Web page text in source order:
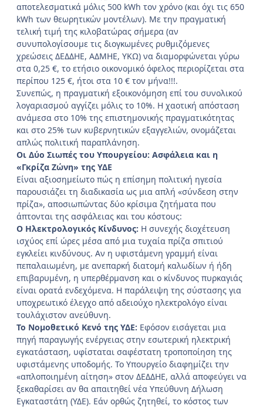
αποτελεσματικά μόλις 500 kWh τον χρόνο (και όχι τις 650
kWh των θεωρητικών μοντέλων). Με την πραγματική
τελική τιμή της κιλοβατώρας σήμερα (αν
συνυπολογίσουμε τις διογκωμένες ρυθμιζόμενες
χρεώσεις ΔΕΔΔΗΕ, ΑΔΜΗΕ, ΥΚΩ) να διαμορφώνεται γύρω
στα 0,25 €, το ετήσιο οικονομικό όφελος περιορίζεται στα
περίπου 125 €, ήτοι στα 10 € τον μήνα!!!.
Συνεπώς, η πραγματική εξοικονόμηση επί του συνολικού
λογαριασμού αγγίζει μόλις το 10%. Η χαοτική απόσταση
ανάμεσα στο 10% της επιστημονικής πραγματικότητας
και στο 25% των κυβερνητικών εξαγγελιών, ονομάζεται
απλώς πολιτική παραπλάνηση.
Οι Δύο Σιωπές του Υπουργείου: Ασφάλεια και η
«Γκρίζα Ζώνη» της ΥΔΕ
Είναι αξιοσημείωτο πώς η επίσημη πολιτική ηγεσία
παρουσιάζει τη διαδικασία ως μια απλή «σύνδεση στην
πρίζα», αποσιωπώντας δύο κρίσιμα ζητήματα που
άπτονται της ασφάλειας και του κόστους:
Ο Ηλεκτρολογικός Κίνδυνος: Η συνεχής διοχέτευση
ισχύος επί ώρες μέσα από μια τυχαία πρίζα σπιτιού
εγκλείει κινδύνους. Αν η υφιστάμενη γραμμή είναι
πεπαλαιωμένη, με ανεπαρκή διατομή καλωδίων ή ήδη
επιβαρυμένη, η υπερθέρμανση και ο κίνδυνος πυρκαγιάς
είναι ορατά ενδεχόμενα. Η παράλειψη της σύστασης για
υποχρεωτικό έλεγχο από αδειούχο ηλεκτρολόγο είναι
τουλάχιστον ανεύθυνη.
Το Νομοθετικό Κενό της ΥΔΕ: Εφόσον εισάγεται μια
πηγή παραγωγής ενέργειας στην εσωτερική ηλεκτρική
εγκατάσταση, υφίσταται σαφέστατη τροποποίηση της
υφιστάμενης υποδομής. Το Υπουργείο διαφημίζει την
«απλοποιημένη αίτηση» στον ΔΕΔΔΗΕ, αλλά αποφεύγει να
ξεκαθαρίσει αν θα απαιτηθεί νέα Υπεύθυνη Δήλωση
Εγκαταστάτη (ΥΔΕ). Εάν ορθώς ζητηθεί, το κόστος των